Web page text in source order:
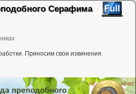
Серафима
Приносим свои извинения.